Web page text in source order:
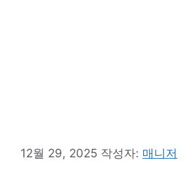
12월 29, 2025 작성자: 매니저